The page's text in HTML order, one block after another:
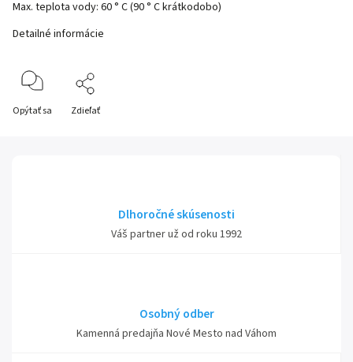
Max. teplota vody: 60 ° C (90 ° C krátkodobo)
Detailné informácie
Opýtať sa Zdieľať
Dlhoročné skúsenosti
Váš partner už od roku 1992
Osobný odber
Kamenná predajňa Nové Mesto nad Váhom